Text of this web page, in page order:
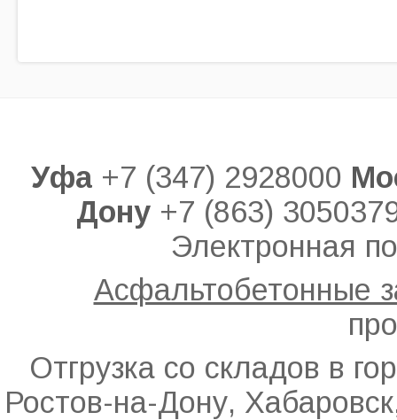
Уфа +7 (347) 2928000
Дону +7 (863)
Электронная
Асфальтобетонные
Отгрузка со складов в
Ростов-на-Дону,